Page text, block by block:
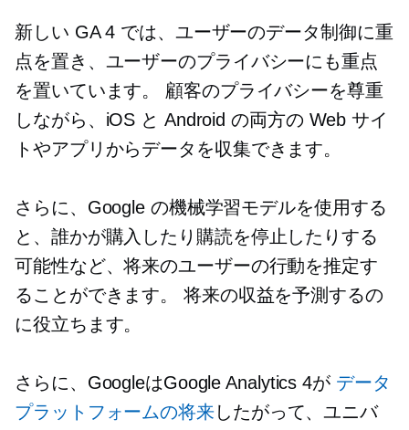
新しい GA 4 では、ユーザーのデータ制御に重
点を置き、ユーザーのプライバシーにも重点
を置いています。 顧客のプライバシーを尊重
しながら、iOS と Android の両方の Web サイ
トやアプリからデータを収集できます。
さらに、Google の機械学習モデルを使用する
と、誰かが購入したり購読を停止したりする
可能性など、将来のユーザーの行動を推定す
ることができます。 将来の収益を予測するの
に役立ちます。
さらに、GoogleはGoogle Analytics 4が データ
プラットフォームの将来したがって、ユニバ